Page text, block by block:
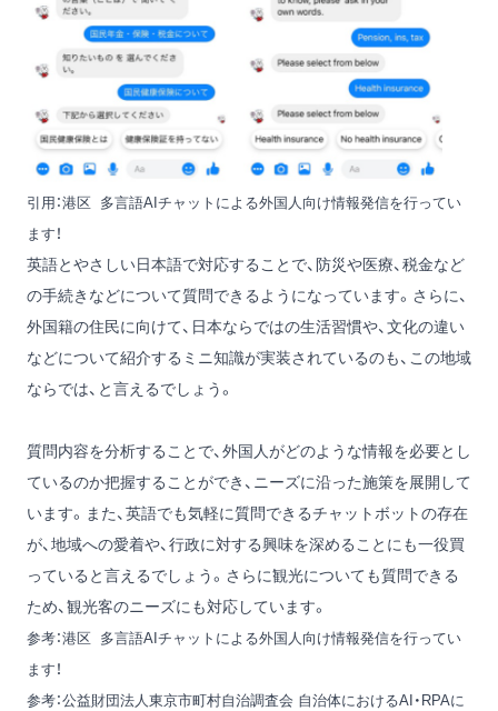
引用：港区 多言語AIチャットによる外国人向け情報発信を行ってい
ます！
英語とやさしい日本語で対応することで、防災や医療、税金など
の手続きなどについて質問できるようになっています。さらに、
外国籍の住民に向けて、日本ならではの生活習慣や、文化の違い
などについて紹介するミニ知識が実装されているのも、この地域
ならでは、と言えるでしょう。
質問内容を分析することで、外国人がどのような情報を必要とし
ているのか把握することができ、ニーズに沿った施策を展開して
います。また、英語でも気軽に質問できるチャットボットの存在
が、地域への愛着や、行政に対する興味を深めることにも一役買
っていると言えるでしょう。さらに観光についても質問できる
ため、観光客のニーズにも対応しています。
参考：港区 多言語AIチャットによる外国人向け情報発信を行ってい
ます！
参考：公益財団法人東京市町村自治調査会 自治体におけるAI・RPAに